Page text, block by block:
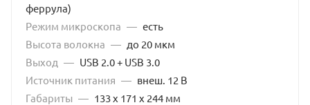
Оправа для многоволоконных феррул MT Male
(16/32 волокна)
феррула)
Режим микроскопа — есть
Высота волокна — до 20 мкм
Выход — USB 2.0 + USB 3.0
Источник питания — внеш. 12 В
Габариты — 133 x 171 x 244 мм